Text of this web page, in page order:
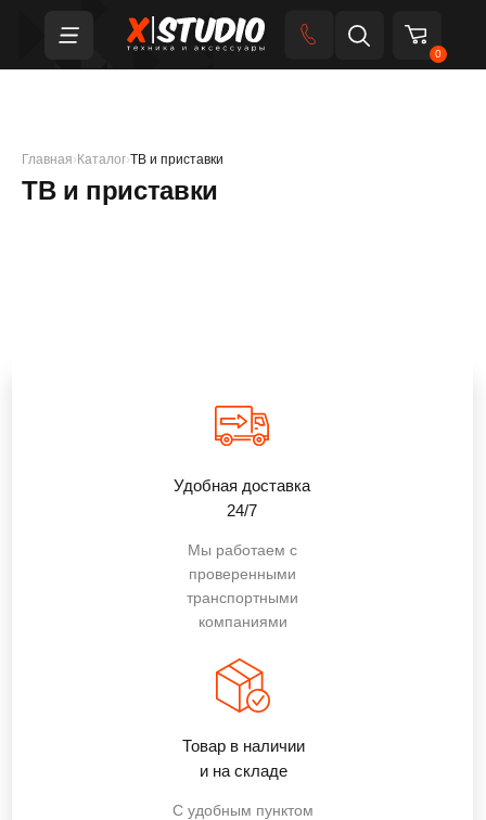
0
Главная› Каталог›ТВ и приставки
ТВ и приставки
Удобная доставка
24/7
Товар в наличии
и на складе
Мы работаем с
проверенными
транспортными
компаниями
С удобным пунктом